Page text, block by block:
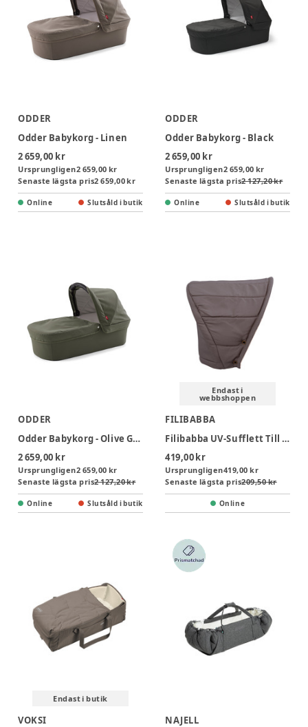
ODDER
Odder Babykorg - Linen
2 659,00 kr
Ursprungligen2 659,00 kr
Senaste lägsta pris2 659,00 kr
Online Slutsåld i butik
ODDER
Odder Babykorg - Black
2 659,00 kr
Ursprungligen2 659,00 kr
Senaste lägsta pris2 127,20 kr
Online Slutsåld i butik
ODDER
Odder Babykorg - Olive Green
2 659,00 kr
Ursprungligen2 659,00 kr
Senaste lägsta pris2 127,20 kr
Online Slutsåld i butik
Endast i
webbshoppen
FILIBABBA
Filibabba UV-Sufflett Till Babynest Frida - Dark Grey
419,00 kr
Ursprungligen419,00 kr
Senaste lägsta pris209,50 kr
Online
Endast i butik
VOKSI
NAJELL